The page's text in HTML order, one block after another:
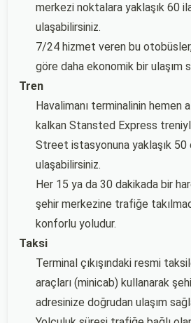
merkezi noktalara yaklaşık 60
ulaşabilirsiniz.
7/24 hizmet veren bu
göre daha ekonomik bir ulaşım
Tren
Havalimanı terminalinin hemen
kalkan Stansted Express
Street istasyonuna yaklaşık 50
ulaşabilirsiniz.
Her 15 ya da 30 dakikada bir
şehir merkezine trafiğe
konforlu yoludur.
Taksi
Terminal çıkışındaki resmi
araçları (minicab) kullanarak
adresinize doğrudan ulaşım